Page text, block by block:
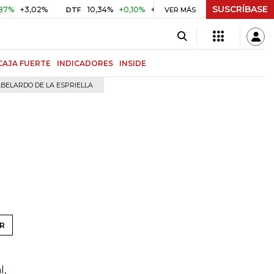
+3,02% DTF 10,34% +0,10% +0,98% UVR $ 416,96 +$ 0,05
VER MÁS SUSCRÍBASE
FUERTE INDICADORES INSIDE
DE LA ESPRIELLA